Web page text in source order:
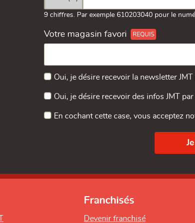
9 chiffres. Par exemple 610203040 pour le
Votre magasin favori
Oui, je désire recevoir la newsletter JMT
Oui, je désire recevoir des infos JMT
En cochant cette case, vous acceptez
Franchisés
Devenir franchisé